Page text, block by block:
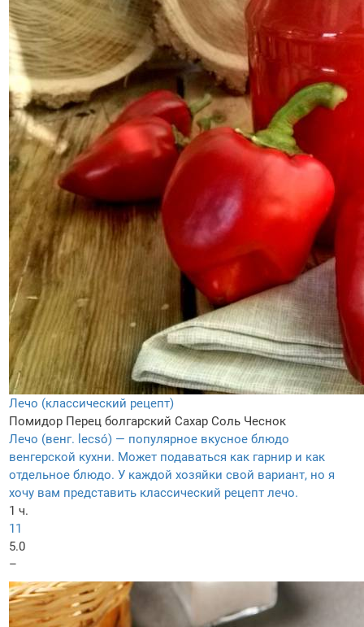
Лечо (классический рецепт)
Помидор Перец болгарский Сахар Соль Чеснок
Лечо (венг. lecsó) — популярное вкусное блюдо
венгерской кухни. Может подаваться как гарнир и как
отдельное блюдо. У каждой хозяйки свой вариант, но я
хочу вам представить классический рецепт лечо.
1 ч.
11
5.0
–